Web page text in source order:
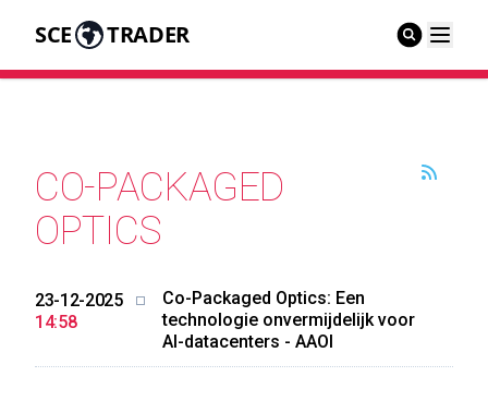
SCE TRADER
CO-PACKAGED
OPTICS
23-12-2025
14:58
Co-Packaged Optics: Een
technologie onvermijdelijk voor
AI-datacenters - AAOI